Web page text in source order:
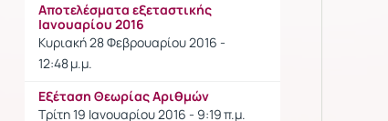
Αποτελέσματα εξεταστικής
Ιανουαρίου 2016
Κυριακή 28 Φεβρουαρίου 2016 -
12:48 μ.μ.
Εξέταση Θεωρίας Αριθμών
Τρίτη 19 Ιανουαρίου 2016 - 9:19 π.μ.